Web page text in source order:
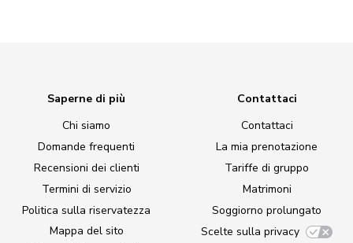
Saperne di più
Chi siamo
Domande frequenti
Recensioni dei clienti
Termini di servizio
Politica sulla riservatezza
Mappa del sito
Contattaci
Contattaci
La mia prenotazione
Tariffe di gruppo
Matrimoni
Soggiorno prolungato
Scelte sulla privacy